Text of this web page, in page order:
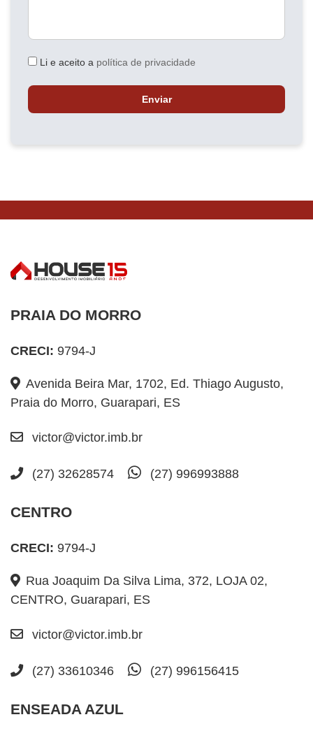
Li e aceito a política de privacidade
Enviar
PRAIA DO MORRO
CRECI: 9794-J
Avenida Beira Mar, 1702, Ed. Thiago Augusto,
Praia do Morro, Guarapari, ES
victor@victor.imb.br
(27) 32628574 (27) 996993888
CENTRO
CRECI: 9794-J
Rua Joaquim Da Silva Lima, 372, LOJA 02,
CENTRO, Guarapari, ES
victor@victor.imb.br
(27) 33610346 (27) 996156415
ENSEADA AZUL